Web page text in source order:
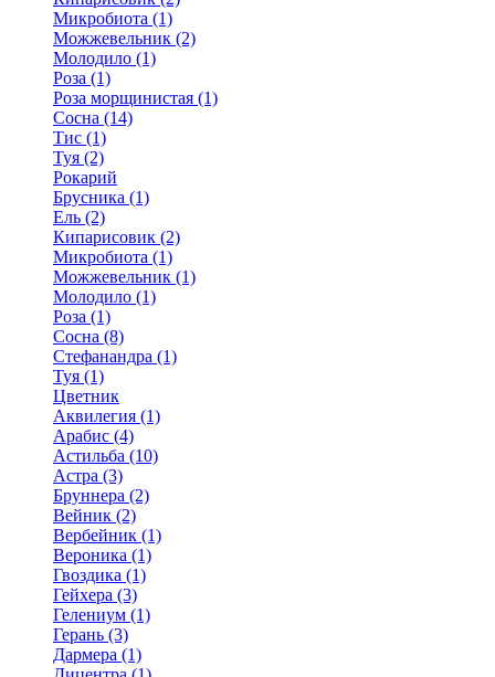
Микробиота (1)
Можжевельник (2)
Молодило (1)
Роза (1)
Роза морщинистая (1)
Сосна (14)
Тис (1)
Туя (2)
Рокарий
Брусника (1)
Ель (2)
Кипарисовик (2)
Микробиота (1)
Можжевельник (1)
Молодило (1)
Роза (1)
Сосна (8)
Стефанандра (1)
Туя (1)
Цветник
Аквилегия (1)
Арабис (4)
Астильба (10)
Астра (3)
Бруннера (2)
Вейник (2)
Вербейник (1)
Вероника (1)
Гвоздика (1)
Гейхера (3)
Гелениум (1)
Герань (3)
Дармера (1)